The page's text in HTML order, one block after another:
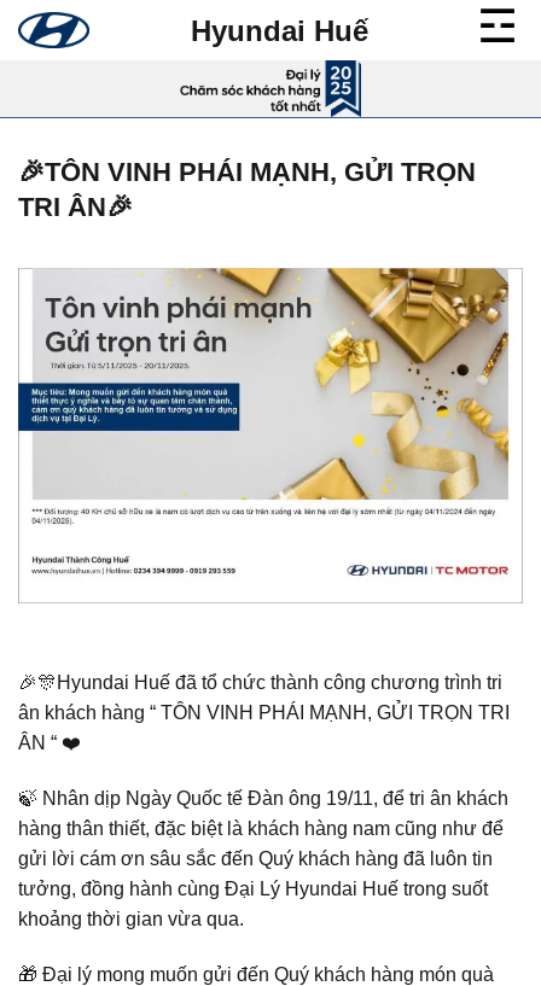
qua
Hyundai Huế
🎉TÔN VINH PHÁI MẠNH, GỬI TRỌN
TRI ÂN🎉
🎉🎊Hyundai Huế đã tổ chức thành công chương trình tri
ân khách hàng “ TÔN VINH PHÁI MẠNH, GỬI TRỌN TRI
ÂN “ ❤️
🍃 Nhân dịp Ngày Quốc tế Đàn ông 19/11, để tri ân khách
hàng thân thiết, đặc biệt là khách hàng nam cũng như để
gửi lời cám ơn sâu sắc đến Quý khách hàng đã luôn tin
tưởng, đồng hành cùng Đại Lý Hyundai Huế trong suốt
khoảng thời gian vừa qua.
🎁 Đại lý mong muốn gửi đến Quý khách hàng món quà